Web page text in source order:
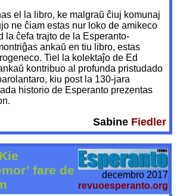
el la libro, ke malgraŭ ĉiuj komunaj
ne ĉiam estas nur loko de amikeco
la ĉefa trajto de la Esperanto-
ankaŭ en tiu libro, estas
Tiel la kolektaĵo de Ed
kontribuo al profunda pristudado
kiu post la 130-jara
historio de Esperanto prezentas
Sabine Fiedler
fare de
decembro 2017
revuoesperanto.org